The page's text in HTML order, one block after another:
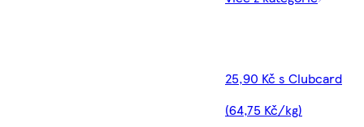
25,90 Kč s Clubcard
(64,75 Kč/kg)